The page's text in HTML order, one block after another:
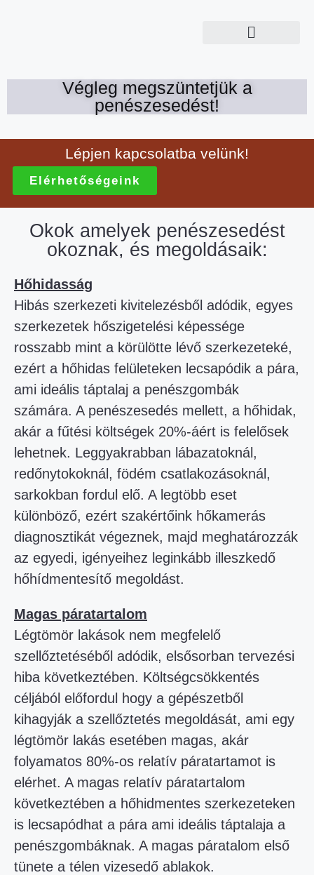
Végleg megszüntetjük a
penészesedést!
Lépjen kapcsolatba velünk!
Elérhetőségeink
Okok amelyek penészesedést
okoznak, és megoldásaik:
Hőhidasság
Hibás szerkezeti kivitelezésből adódik, egyes
szerkezetek hőszigetelési képessége
rosszabb mint a körülötte lévő szerkezeteké,
ezért a hőhidas felületeken lecsapódik a pára,
ami ideális táptalaj a penészgombák
számára. A penészesedés mellett, a hőhidak,
akár a fűtési költségek 20%-áért is felelősek
lehetnek. Leggyakrabban lábazatoknál,
redőnytokoknál, födém csatlakozásoknál,
sarkokban fordul elő. A legtöbb eset
különböző, ezért szakértőink hőkamerás
diagnosztikát végeznek, majd meghatározzák
az egyedi, igényeihez leginkább illeszkedő
hőhídmentesítő megoldást.
Magas páratartalom
Légtömör lakások nem megfelelő
szellőztetéséből adódik, elsősorban tervezési
hiba következtében. Költségcsökkentés
céljából előfordul hogy a gépészetből
kihagyják a szellőztetés megoldását, ami egy
légtömör lakás esetében magas, akár
folyamatos 80%-os relatív páratartamot is
elérhet. A magas relatív páratartalom
következtében a hőhidmentes szerkezeteken
is lecsapódhat a pára ami ideális táptalaja a
penészgombáknak. A magas páratalom első
tünete a télen vizesedő ablakok.